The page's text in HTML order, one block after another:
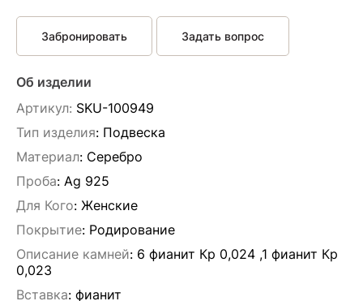
Забронировать Задать вопрос
Об изделии
Артикул: SKU-100949
Тип изделия: Подвескa
Материал: Серебро
Проба: Ag 925
Для Кого: Женские
Покрытие: Родирование
Описание камней: 6 фианит Кр 0,024 ,1 фианит Кр
0,023
Вставка: фианит